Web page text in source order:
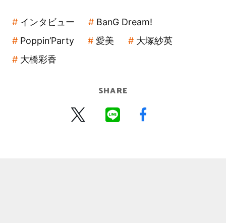
インタビュー
BanG Dream!
Poppin’Party
愛美
大塚紗英
大橋彩香
SHARE